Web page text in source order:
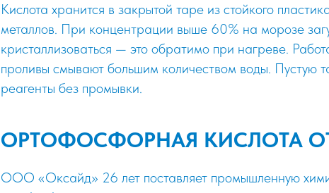
Кислота хранится в закрытой таре из стойкого
металлов. При концентрации выше 60% на морозе
кристаллизоваться — это обратимо при нагреве.
проливы смывают большим количеством воды. Пустую
реагенты без промывки.
ОРТОФОСФОРНАЯ КИСЛОТА
ООО «Оксайд» 26 лет поставляет промышленную